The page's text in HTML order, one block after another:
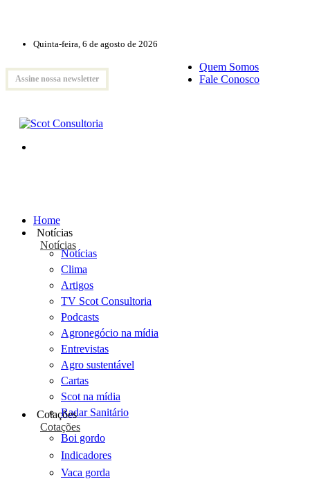
Quinta-feira, 6 de agosto de 2026
Assine nossa newsletter
Quem Somos
Fale Conosco
Home
Notícias
Notícias
Notícias
Clima
Artigos
TV Scot Consultoria
Podcasts
Agronegócio na mídia
Entrevistas
Agro sustentável
Cartas
Scot na mídia
Radar Sanitário
Cotações
Cotações
Boi gordo
Indicadores
Vaca gorda